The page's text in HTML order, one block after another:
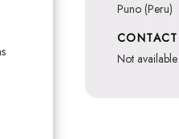
Puno (Peru)
CONTACT
not available